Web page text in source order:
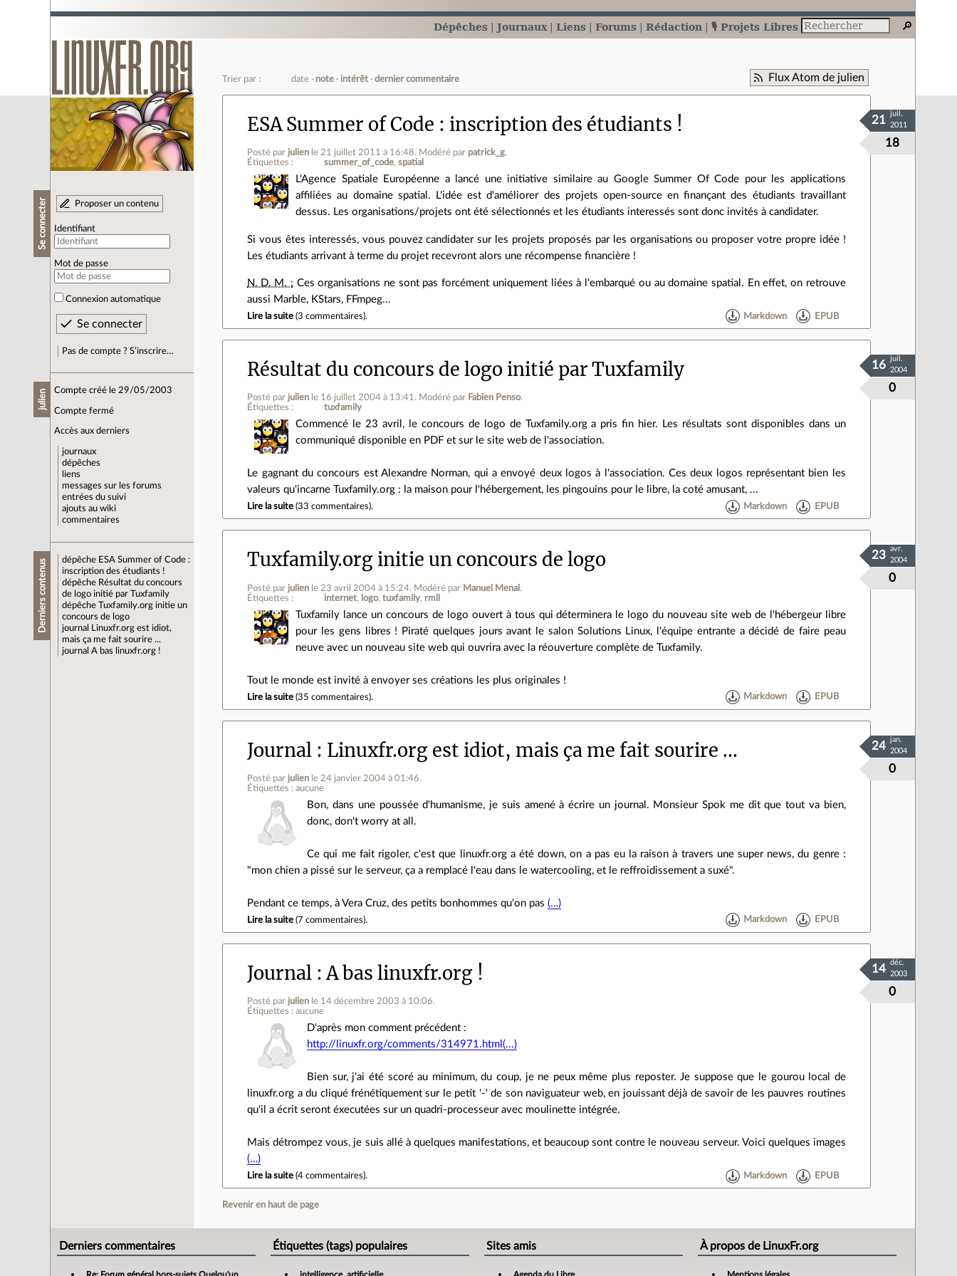
Dépêches Journaux Liens Forums Rédaction 🎙️ Projets Libres
Se connecter Proposer un contenu
Identifiant
Mot de passe
Connexion automatique
Pas de compte ? S’inscrire…
julien Compte créé le 29/05/2003
Compte fermé
Accès aux derniers
journaux
dépêches
liens
messages sur les forums
entrées du suivi
ajouts au wiki
commentaires
Derniers contenus dépêche ESA Summer of Code :
inscription des étudiants !
dépêche Résultat du concours
de logo initié par Tuxfamily
dépêche Tuxfamily.org initie un
concours de logo
journal
Linuxfr.org est idiot,
mais ça me fait sourire ...
journal A bas linuxfr.org !
Flux Atom de julien
Trier par : date note intérêt dernier commentaire
ESA Summer of Code : inscription des étudiants !
Posté par julien le 21 juillet 2011 à 16:48. Modéré par patrick_g.
Étiquettes :
summer_of_code spatial
18
21
juil.
2011
L'Agence Spatiale Européenne a lancé une initiative similaire au Google Summer Of Code pour les applications
affiliées au domaine spatial. L'idée est d'améliorer des projets open-source en finançant des étudiants travaillant
dessus. Les organisations/projets ont été sélectionnés et les étudiants interessés sont donc invités à candidater.
Si vous êtes interessés, vous pouvez candidater sur les projets proposés par les organisations ou proposer votre propre idée !
Les étudiants arrivant à terme du projet recevront alors une récompense financière !
N. D. M. : Ces organisations ne sont pas forcément uniquement liées à l'embarqué ou au domaine spatial. En effet, on retrouve
aussi Marble, KStars, FFmpeg…
Lire la suite (3 commentaires). Markdown EPUB
Résultat du concours de logo initié par Tuxfamily
Posté par julien le 16 juillet 2004 à 13:41 . Modéré par Fabien Penso.
Étiquettes :
tuxfamily
0
16
juil.
2004
Commencé le 23 avril, le concours de logo de Tuxfamily.org a pris fin hier. Les résultats sont disponibles dans un
communiqué disponible en PDF et sur le site web de l'association.
Le gagnant du concours est Alexandre Norman, qui a envoyé deux logos à l'association. Ces deux logos représentant bien les
valeurs qu'incarne Tuxfamily.org : la maison pour l'hébergement, les pingouins pour le libre, la coté amusant, ...
Lire la suite (33 commentaires). Markdown EPUB
Tuxfamily.org initie un concours de logo
Posté par julien le 23 avril 2004 à 15:24. Modéré par Manuel Menal .
Étiquettes :
internet logo tuxfamily rmll
0
23
avr.
2004
Tuxfamily lance un concours de logo ouvert à tous qui déterminera le logo du nouveau site web de l'hébergeur libre
pour les gens libres ! Piraté quelques jours avant le salon Solutions Linux, l'équipe entrante a décidé de faire peau
neuve avec un nouveau site web qui ouvrira avec la réouverture complète de Tuxfamily.
Tout le monde est invité à envoyer ses créations les plus originales !
Lire la suite (35 commentaires). Markdown EPUB
Journal Linuxfr.org est idiot, mais ça me fait sourire ...
Posté par julien le 24 janvier 2004 à 01:46.
Étiquettes : aucune
0
24
jan.
2004
Bon, dans une poussée d'humanisme, je suis amené à écrire un journal. Monsieur Spok me dit que tout va bien,
donc, don't worry at all.
Ce qui me fait rigoler, c'est que linuxfr.org a été down, on a pas eu la raison à travers une super news, du genre :
"mon chien a pissé sur le serveur, ça a remplacé l'eau dans le watercooling, et le reffroidissement a suxé".
Pendant ce temps, à Vera Cruz, des petits bonhommes qu'on pas(…)
Lire la suite (7 commentaires). Markdown EPUB
Journal A bas linuxfr.org !
Posté par julien le 14 décembre 2003 à 10:06.
Étiquettes : aucune
0
14
déc.
2003
D'après mon comment précédent :
http://linuxfr.org/comments/314971.html(...)
Bien sur, j'ai été scoré au minimum, du coup, je ne peux même plus reposter. Je suppose que le gourou local de
linuxfr.org a du cliqué frénétiquement sur le petit '-' de son naviguateur web, en jouissant déjà de savoir de les pauvres routines
qu'il a écrit seront éxecutées sur un quadri-processeur avec moulinette intégrée.
Mais détrompez vous, je suis allé à quelques manifestations, et beaucoup sont contre le nouveau serveur. Voici quelques images
(…)
Lire la suite (4 commentaires). Markdown EPUB
Revenir en haut de page
Derniers commentaires Étiquettes (tags) populaires Sites amis À propos de LinuxFr.org